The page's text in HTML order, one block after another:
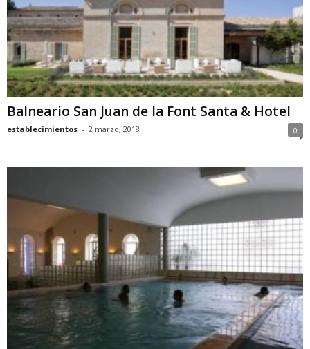
Balneario San Juan de la Font Santa & Hotel
establecimientos - 2 marzo, 2018 0